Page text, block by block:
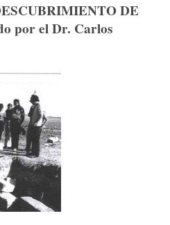
DE
por el Dr. Carlos